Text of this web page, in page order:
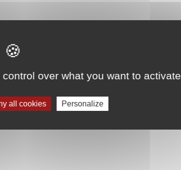
over what you want to activate
all cookies Personalize